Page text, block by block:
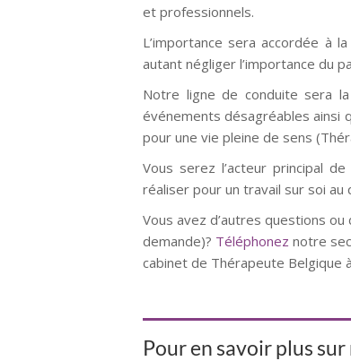
et professionnels.
L’importance sera accordée à
autant négliger l’importance du
Notre ligne de conduite sera
événements désagréables ainsi
pour une vie pleine de sens
Vous serez l’acteur principal
réaliser pour un travail sur soi au
Vous avez d’autres questions
demande)? Téléphonez notre
cabinet de Thérapeute Belgique
Pour en savoir plus